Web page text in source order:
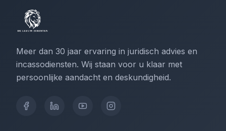
Meer dan 30 jaar ervaring in juridisch advies en
incassodiensten. Wij staan voor u klaar met
persoonlijke aandacht en deskundigheid.